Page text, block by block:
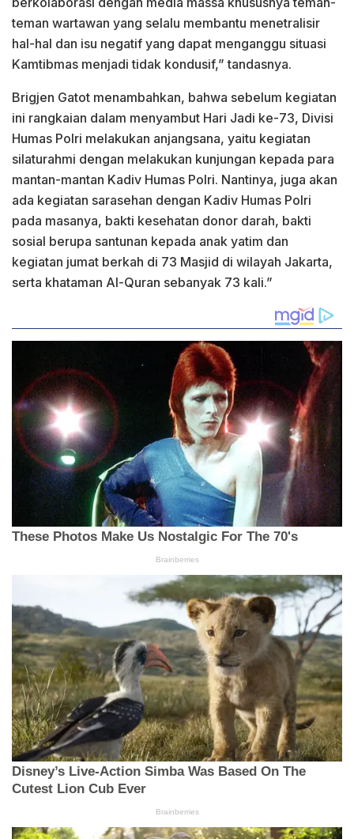
teman wartawan yang selalu membantu menetralisir
hal-hal dan isu negatif yang dapat menganggu situasi
Kamtibmas menjadi tidak kondusif,” tandasnya.
Brigjen Gatot menambahkan, bahwa sebelum kegiatan
ini rangkaian dalam menyambut Hari Jadi ke-73, Divisi
Humas Polri melakukan anjangsana, yaitu kegiatan
silaturahmi dengan melakukan kunjungan kepada para
mantan-mantan Kadiv Humas Polri. Nantinya, juga akan
ada kegiatan sarasehan dengan Kadiv Humas Polri
pada masanya, bakti kesehatan donor darah, bakti
sosial berupa santunan kepada anak yatim dan
kegiatan jumat berkah di 73 Masjid di wilayah Jakarta,
serta khataman Al-Quran sebanyak 73 kali.”